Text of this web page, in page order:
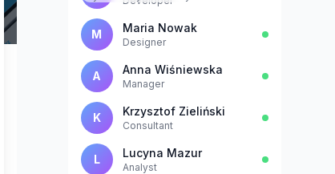
M Maria Nowak
Designer
A Anna Wiśniewska
Manager
K Krzysztof Zieliński
Consultant
L Lucyna Mazur
Analyst